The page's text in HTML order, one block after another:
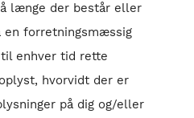
længe der består eller
forretningsmæssig
enhver tid rette
hvorvidt der er
på dig og/eller